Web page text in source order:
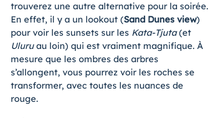
trouverez une autre alternative pour la soirée.
En effet, il y a un lookout (Sand Dunes view)
pour voir les sunsets sur les Kata-Tjuta(et
Uluruau loin) qui est vraiment magnifique. À
mesure que les ombres des arbres
s’allongent, vous pourrez voir les roches se
transformer, avec toutes les nuances de
rouge.